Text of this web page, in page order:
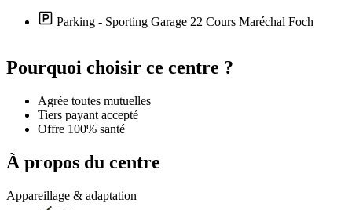
Parking - Sporting Garage 22 Cours Maréchal Foch
+
Leaflet
Pourquoi choisir ce centre ?
Agrée toutes mutuelles
Tiers payant accepté
Offre 100% santé
À propos du centre
Appareillage & adaptation